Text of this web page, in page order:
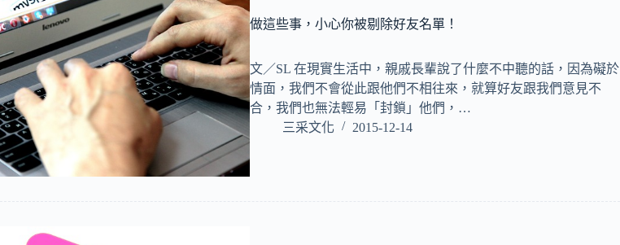
做這些事，小心你被剔除好友名單！
文／SL 在現實生活中，親戚長輩說了什麼不中聽的話，因為礙於
情面，我們不會從此跟他們不相往來，就算好友跟我們意見不
合，我們也無法輕易「封鎖」他們，…
三采文化
2015-12-14